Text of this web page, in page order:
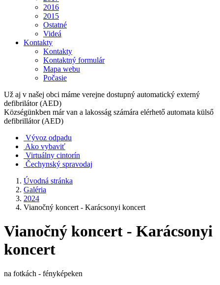
2016
2015
Ostatné
Videá
Kontakty
Kontakty
Kontaktný formulár
Mapa webu
Počasie
Už aj v našej obci máme verejne dostupný automatický externý
defibrilátor (AED)
Községünkben már van a lakosság számára elérhető automata külső
defibrillátor (AED)
Vývoz odpadu
Ako vybaviť
Virtuálny cintorín
Čechynský spravodaj
Úvodná stránka
Galéria
2024
Vianočný koncert - Karácsonyi koncert
Vianočný koncert - Karácsonyi
koncert
na fotkách - fényképeken